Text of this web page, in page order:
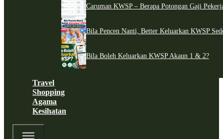
Caruman KWSP – Berapa Potongan Gaji
Bila Pencen Nanti, Better Keluarkan KWSP
Bila Boleh Keluarkan KWSP Akaun 1 & 2?
Travel
Shopping
Agama
Kesihatan